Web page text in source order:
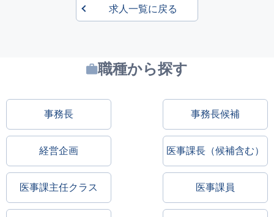
求人一覧に戻る
職種から探す
事務長 事務長候補
経営企画 医事課長（候補含む）
医事課主任クラス 医事課員